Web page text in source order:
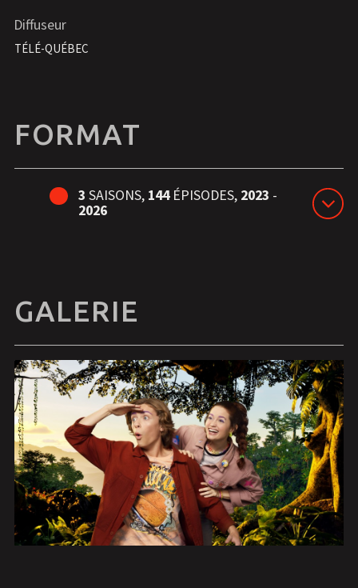
Diffuseur
TÉLÉ-QUÉBEC
FORMAT
3 SAISONS, 144 ÉPISODES, 2023 -
2026
GALERIE